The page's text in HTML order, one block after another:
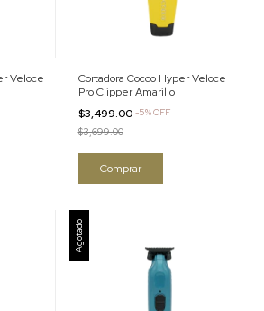
Veloce
Cortadora Cocco Hyper Veloce
Pro Clipper Amarillo
$3,499.00 -5%OFF
$3,699.00
Agotado